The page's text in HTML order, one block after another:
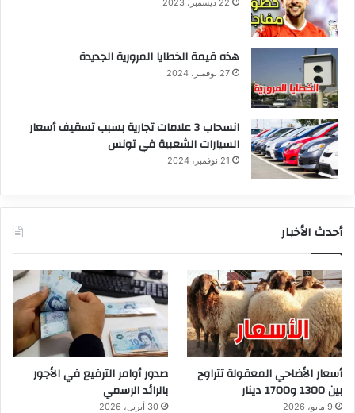
هذه قيمة الخطايا المرورية الجديدة
27 نوفمبر، 2024
انسحاب 3 علامات تجارية بسبب تسقيف أسعار
السيارات الشعبية في تونس
21 نوفمبر، 2024
أحدث الأخبار
أسعار الأضاحي المعقولة تتراوح
بين 1300 و1700 دينار
9 مايو، 2026
صدور أوامر الترفيع في الأجور
بالرائد الرسمي
30 أبريل، 2026